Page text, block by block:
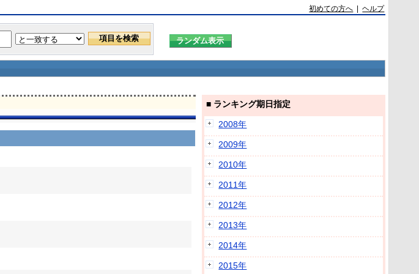
初めての方へ |ヘルプ
■ ランキング期日指定
2008年
2009年
2010年
2011年
2012年
2013年
2014年
2015年